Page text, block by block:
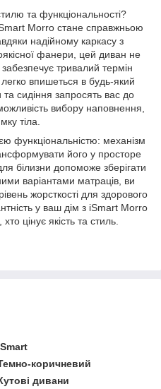
та функціональності?
Morro стане справжньою
надійному каркасу з
фанери, цей диван не
тривалий термін
впишеться в будь-який
та сидіння запросять вас до
вибору наповнення,
тіла.
функціональністю: механізм
його у просторе
білизни допоможе зберігати
варіантами матраців, ви
жорсткості для здорового
у ваш дім з iSmart Morro
цінує якість та стиль.
коричневий
дивани